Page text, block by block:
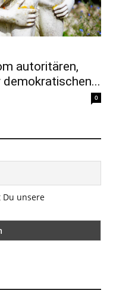
autoritären,
demokratischen...
0
unsere